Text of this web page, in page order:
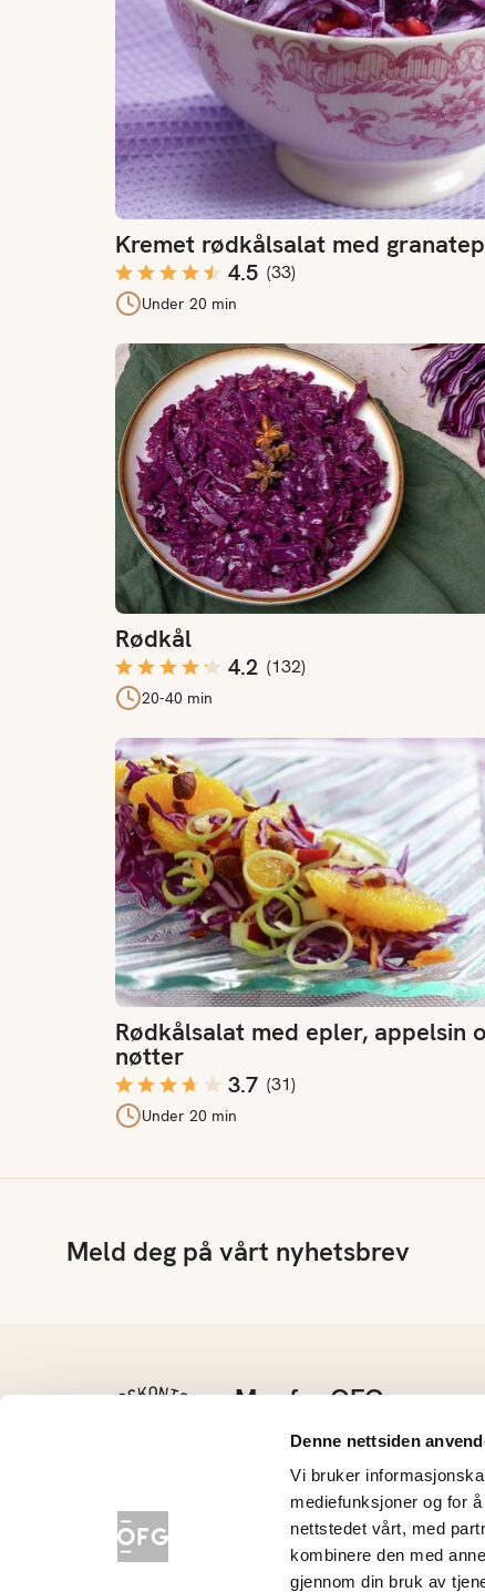
Denne nettsiden
Vi bruker
mediefunksjoner og for
nettstedet vårt, med
kombinere den med
gjennom din bruk av
Kremet rødkålsalat med
4.5 (33)
Under 20 min
Rødkål
4.2 (132)
20-40 min
Rødkål
Rødkålsalat med epler, appelsin
nøtter
3.7 (31)
Under 20 min
Rødkålsalat med epler, appelsin og nøtter
Meld deg på vårt nyhetsbrev
Mer fra OFG
Grøntløftet
Konkurranser
Nyhetsarkiv